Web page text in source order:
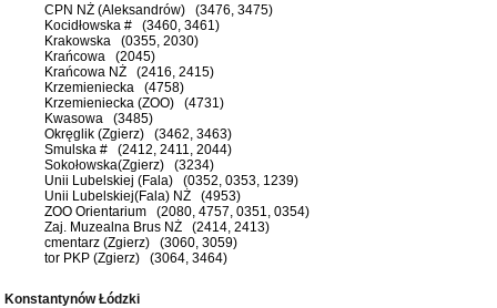
CPN NŻ (Aleksandrów) (3476, 3475)
Kocidłowska # (3460, 3461)
Krakowska (0355, 2030)
Krańcowa (2045)
Krańcowa NŻ (2416, 2415)
Krzemieniecka (4758)
Krzemieniecka (ZOO) (4731)
Kwasowa (3485)
Okręglik (Zgierz) (3462, 3463)
Smulska # (2412, 2411, 2044)
Sokołowska(Zgierz) (3234)
Unii Lubelskiej (Fala) (0352, 0353, 1239)
Unii Lubelskiej(Fala) NŻ (4953)
ZOO Orientarium (2080, 4757, 0351, 0354)
Zaj. Muzealna Brus NŻ (2414, 2413)
cmentarz (Zgierz) (3060, 3059)
tor PKP (Zgierz) (3064, 3464)
Konstantynów Łódzki